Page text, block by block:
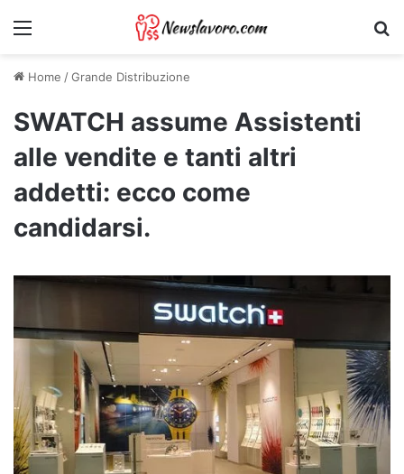
Menu
Home /Grande Distribuzione
SWATCH assume Assistenti
alle vendite e tanti altri
addetti: ecco come
candidarsi.